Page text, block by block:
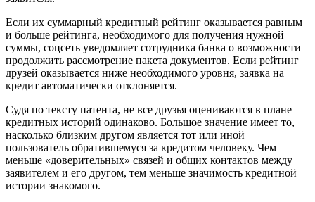
Если их суммарный кредитный рейтинг оказывается равным
и больше рейтинга, необходимого для получения нужной
суммы, соцсеть уведомляет сотрудника банка о возможности
продолжить рассмотрение пакета документов. Если рейтинг
друзей оказывается ниже необходимого уровня, заявка на
кредит автоматически отклоняется.
Судя по тексту патента, не все друзья оцениваются в плане
кредитных историй одинаково. Большое значение имеет то,
насколько близким другом является тот или иной
пользователь обратившемуся за кредитом человеку. Чем
меньше «доверительных» связей и общих контактов между
заявителем и его другом, тем меньше значимость кредитной
истории знакомого.